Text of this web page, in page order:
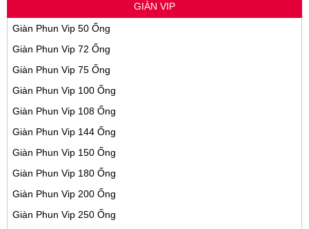
GIÀN VIP
Giàn Phun Vip 50 Ống
Giàn Phun Vip 72 Ống
Giàn Phun Vip 75 Ống
Giàn Phun Vip 100 Ống
Giàn Phun Vip 108 Ống
Giàn Phun Vip 144 Ống
Giàn Phun Vip 150 Ống
Giàn Phun Vip 180 Ống
Giàn Phun Vip 200 Ống
Giàn Phun Vip 250 Ống